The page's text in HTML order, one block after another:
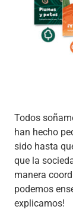
Todos
han hecho
sido hasta
que la
manera
podemos
explicamos!